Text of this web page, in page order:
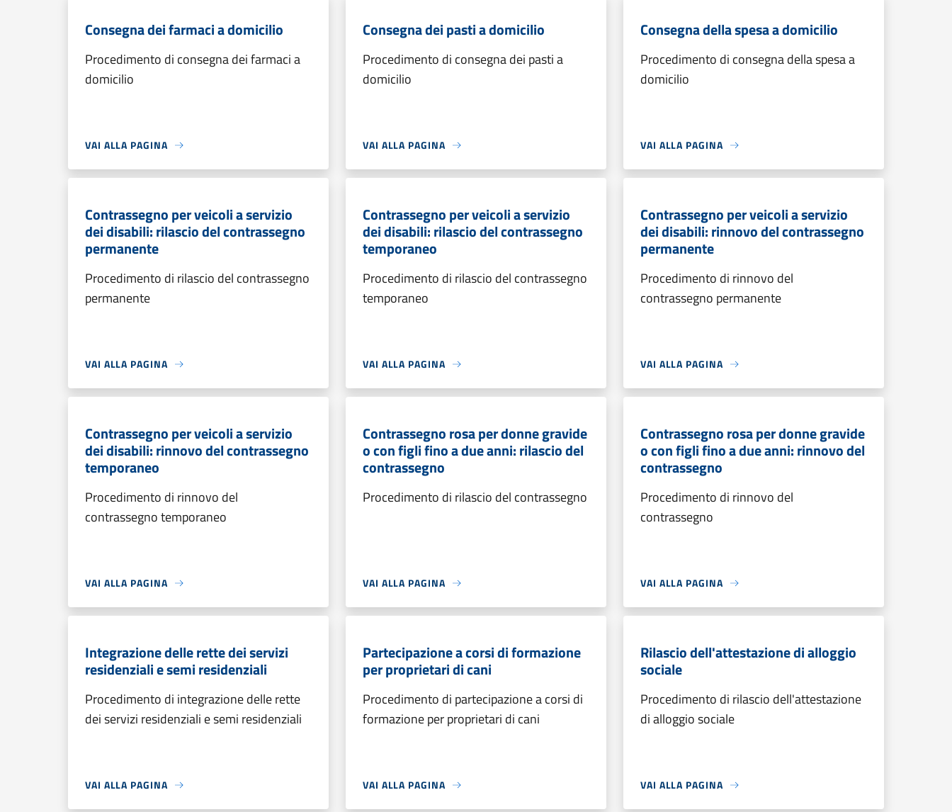
Consegna dei farmaci a domicilio
Procedimento di consegna dei farmaci a
domicilio
VAI ALLA PAGINA
Consegna dei pasti a domicilio
Procedimento di consegna dei pasti a
domicilio
VAI ALLA PAGINA
Consegna della spesa a domicilio
Procedimento di consegna della spesa a
domicilio
VAI ALLA PAGINA
Contrassegno per veicoli a servizio
dei disabili: rilascio del contrassegno
permanente
Procedimento di rilascio del contrassegno
permanente
VAI ALLA PAGINA
Contrassegno per veicoli a servizio
dei disabili: rilascio del contrassegno
temporaneo
Procedimento di rilascio del contrassegno
temporaneo
VAI ALLA PAGINA
Contrassegno per veicoli a servizio
dei disabili: rinnovo del contrassegno
permanente
Procedimento di rinnovo del
contrassegno permanente
VAI ALLA PAGINA
Contrassegno per veicoli a servizio
dei disabili: rinnovo del contrassegno
temporaneo
Procedimento di rinnovo del
contrassegno temporaneo
VAI ALLA PAGINA
Contrassegno rosa per donne gravide
o con figli fino a due anni: rilascio del
contrassegno
Procedimento di rilascio del contrassegno
VAI ALLA PAGINA
Contrassegno rosa per donne gravide
o con figli fino a due anni: rinnovo del
contrassegno
Procedimento di rinnovo del
contrassegno
VAI ALLA PAGINA
Integrazione delle rette dei servizi
residenziali e semi residenziali
Procedimento di integrazione delle rette
dei servizi residenziali e semi residenziali
VAI ALLA PAGINA
Partecipazione a corsi di formazione
per proprietari di cani
Procedimento di partecipazione a corsi di
formazione per proprietari di cani
VAI ALLA PAGINA
Rilascio dell'attestazione di alloggio
sociale
Procedimento di rilascio dell'attestazione
di alloggio sociale
VAI ALLA PAGINA